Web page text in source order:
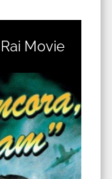
Rai Movie